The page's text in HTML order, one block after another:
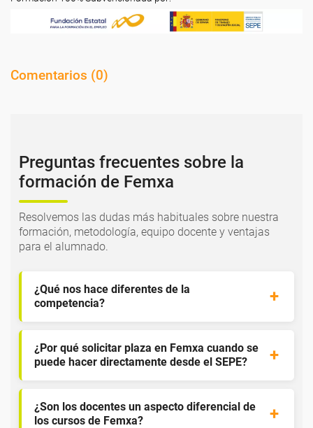
Comentarios (0)
Preguntas frecuentes sobre la
formación de Femxa
Resolvemos las dudas más habituales sobre nuestra
formación, metodología, equipo docente y ventajas
para el alumnado.
¿Qué nos hace diferentes de la
competencia?
¿Por qué solicitar plaza en Femxa cuando se
puede hacer directamente desde el SEPE?
¿Son los docentes un aspecto diferencial de
los cursos de Femxa?